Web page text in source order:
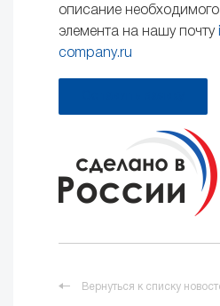
описание
элемента на нашу почту
company.ru
Вернуться к списку